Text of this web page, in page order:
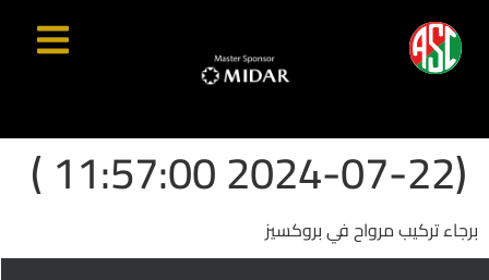
(2024-07-22 11:57:00 )
برجاء تركيب مرواح في بروكسيز